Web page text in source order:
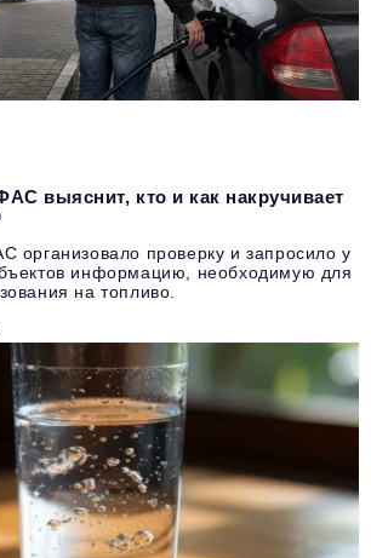
выяснит, кто и как накручивает
организовало проверку и запросило у
информацию, необходимую для
на топливо.